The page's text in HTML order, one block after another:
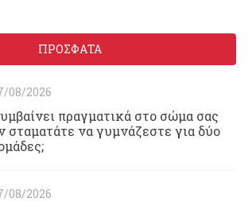
ΠΡΟΣΦΑΤΑ
08/2026
πραγματικά στο σώμα σας
σταματάτε να γυμνάζεστε για δύο
08/2026